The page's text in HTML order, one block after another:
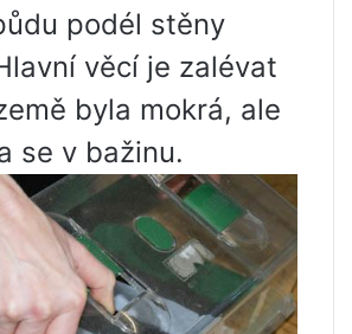
podél stěny
věcí je zalévat
byla mokrá, ale
se v bažinu.